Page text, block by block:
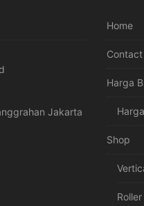
Jakarta
Home
Harga
Shop